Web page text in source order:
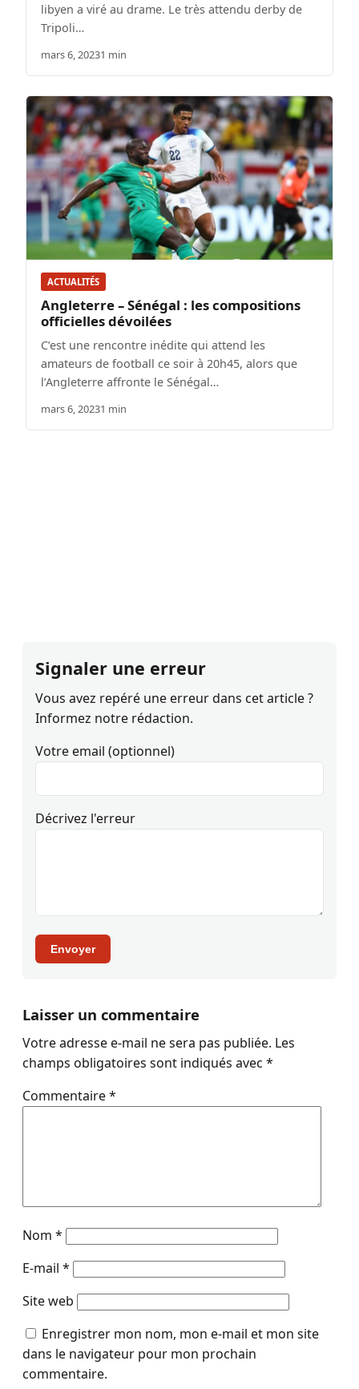
libyen a viré au drame. Le très attendu derby de
Tripoli…
mars 6, 20231 min
ACTUALITÉS
Angleterre – Sénégal : les compositions
officielles dévoilées
C’est une rencontre inédite qui attend les
amateurs de football ce soir à 20h45, alors que
l’Angleterre affronte le Sénégal…
mars 6, 20231 min
Signaler une erreur
Vous avez repéré une erreur dans cet article ?
Informez notre rédaction.
Votre email (optionnel)
Décrivez l'erreur
Envoyer
Laisser un commentaire
Votre adresse e-mail ne sera pas publiée. Les
champs obligatoires sont indiqués avec *
Commentaire*
Nom *
E-mail *
Site web
Enregistrer mon nom, mon e-mail et mon site
dans le navigateur pour mon prochain
commentaire.